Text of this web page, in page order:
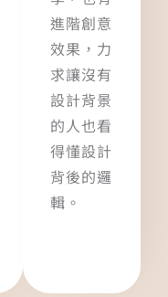
進階創意
效果，力
求讓沒有
設計背景
的人也看
得懂設計
背後的邏
輯。